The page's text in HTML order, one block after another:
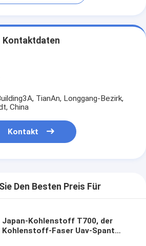
Kontaktdaten
TianAn, Longgang-Bezirk,
China
Kontakt
Den Besten Preis Für
Japan-Kohlenstoff T700, der
Kohlenstoff-Faser Uav-Spant